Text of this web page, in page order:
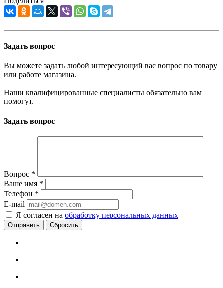
Задать вопрос
Вы можете задать любой интересующий вас вопрос по товару
или работе магазина.
Наши квалифицированные специалисты обязательно вам
помогут.
Задать вопрос
Вопрос *
Ваше имя *
Телефон *
E-mail
Я согласен на обработку персональных данных
Сбросить